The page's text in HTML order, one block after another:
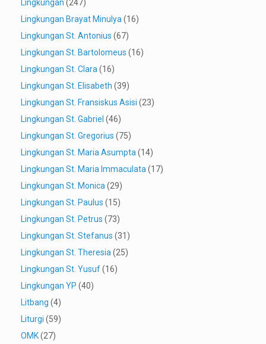
Lingkungan (247)
Lingkungan Brayat Minulya (16)
Lingkungan St. Antonius (67)
Lingkungan St. Bartolomeus (16)
Lingkungan St. Clara (16)
Lingkungan St. Elisabeth (39)
Lingkungan St. Fransiskus Asisi (23)
Lingkungan St. Gabriel (46)
Lingkungan St. Gregorius (75)
Lingkungan St. Maria Asumpta (14)
Lingkungan St. Maria Immaculata (17)
Lingkungan St. Monica (29)
Lingkungan St. Paulus (15)
Lingkungan St. Petrus (73)
Lingkungan St. Stefanus (31)
Lingkungan St. Theresia (25)
Lingkungan St. Yusuf(16)
Lingkungan YP (40)
Litbang (4)
Liturgi (59)
OMK(27)